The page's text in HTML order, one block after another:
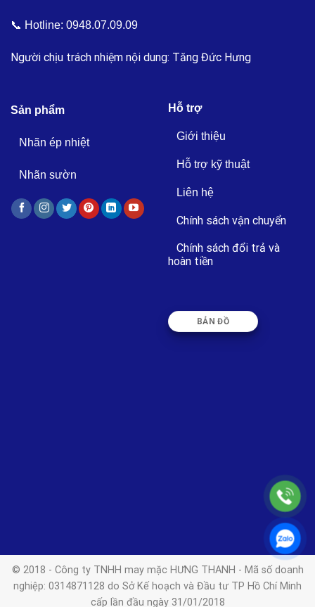
📞 Hotline: 0948.07.09.09
Người chịu trách nhiệm nội dung: Tăng Đức Hưng
Sản phẩm
Nhãn ép nhiệt
Nhãn sườn
Hỗ trợ
Giới thiệu
Hỗ trợ kỹ thuật
Liên hệ
Chính sách vận chuyển
Chính sách đổi trả và
hoàn tiền
BẢN ĐỒ
© 2018 - Công ty TNHH may mặc HƯNG THANH - Mã số doanh
nghiệp: 0314871128 do Sở Kế hoạch và Đầu tư TP Hồ Chí Minh
cấp lần đầu ngày 31/01/2018